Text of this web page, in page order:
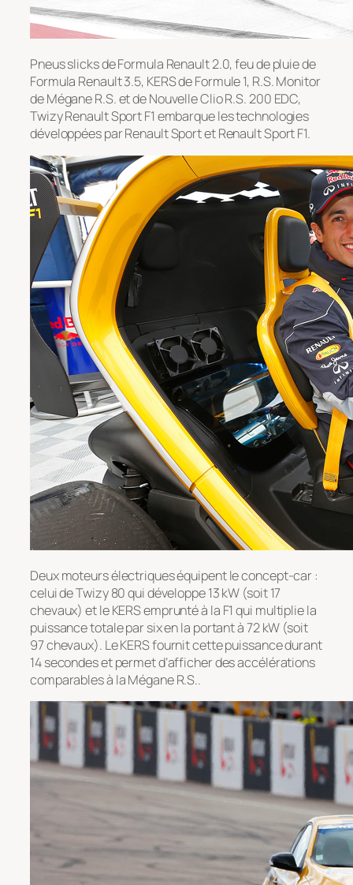
Pneus slicks de Formula Renault 2.0, feu de pluie de
Formula Renault 3.5, KERS de Formule 1, R.S. Monitor
de Mégane R.S. et de Nouvelle Clio R.S. 200 EDC,
Twizy Renault Sport F1 embarque les technologies
développées par Renault Sport et Renault Sport F1.
Deux moteurs électriques équipent le concept-car :
celui de Twizy 80 qui développe 13 kW (soit 17
chevaux) et le KERS emprunté à la F1 qui multiplie la
puissance totale par six en la portant à 72 kW (soit
97 chevaux). Le KERS fournit cette puissance durant
14 secondes et permet d’afficher des accélérations
comparables à la Mégane R.S..